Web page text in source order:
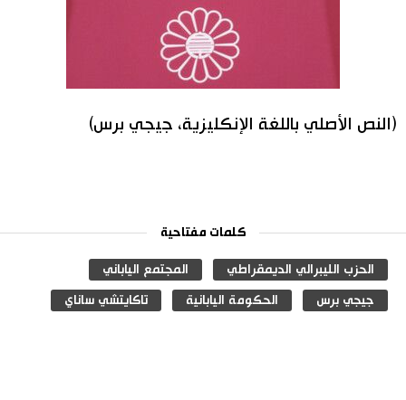
(النص الأصلي باللغة الإنكليزية، جيجي برس)
كلمات مفتاحية
الحزب الليبرالي الديمقراطي المجتمع الياباني
جيجي برس الحكومة اليابانية تاكايتشي ساناي